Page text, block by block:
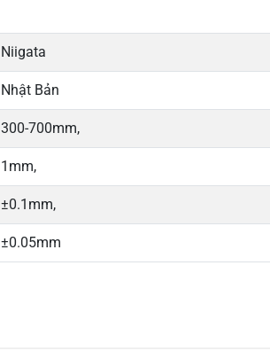
Niigata
Nhật Bản
300-700mm,
1mm,
±0.1mm,
±0.05mm